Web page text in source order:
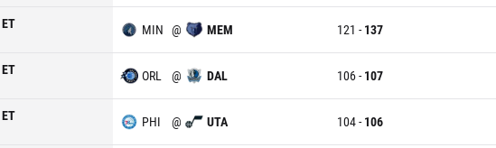
ET MIN @ MEM 121 - 137
ET ORL @ DAL 106- 107
ET PHI @ UTA 104- 106